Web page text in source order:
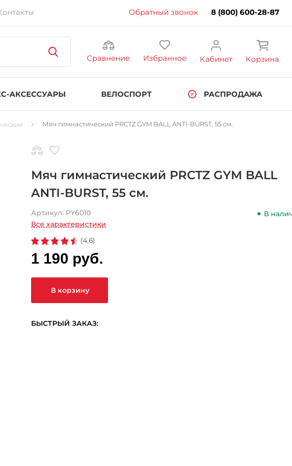
Обратный звонок 8 (800) 600-28-87
Сравнение Избранное Кабинет Корзина
АКСЕССУАРЫ ВЕЛОСПОРТ РАСПРОДАЖА
Мяч гимнастический PRCTZ GYM BALL ANTI-BURST, 55 см.
Мяч гимнастический PRCTZ GYM BALL
ANTI-BURST, 55 см.
Артикул: PY6010
В
Все характеристики
(4.6)
1 190 руб.
В корзину
БЫСТРЫЙ ЗАКАЗ: